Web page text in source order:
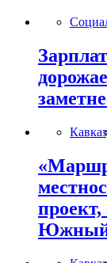
Южный